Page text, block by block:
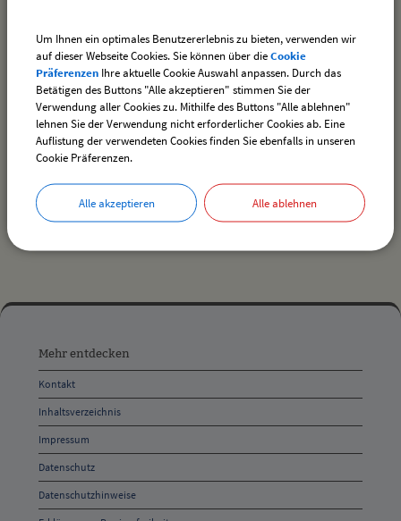
Kommunalrecht; allgemeine Angelegenheiten
Kostenrecht; Kommunales
Ortsrecht (allgemein)
zurück
druckennach oben
entdecken,
Öffnungszeiten
und
Anschrift
und
Kontakt
Mehr entdecken
Kontakt
Inhaltsverzeichnis
Impressum
Datenschutz
Datenschutzhinweise
Um Ihnen ein optimales Benutzererlebnis zu bieten, verwenden wir
auf dieser Webseite Cookies. Sie können über dieCookie
Präferenzen Ihre aktuelle Cookie Auswahl anpassen. Durch das
Betätigen des Buttons "Alle akzeptieren" stimmen Sie der
Verwendung aller Cookies zu. Mithilfe des Buttons "Alle ablehnen"
lehnen Sie der Verwendung nicht erforderlicher Cookies ab. Eine
Auflistung der verwendeten Cookies finden Sie ebenfalls in unseren
Cookie Präferenzen.
Alle akzeptieren Alle ablehnen